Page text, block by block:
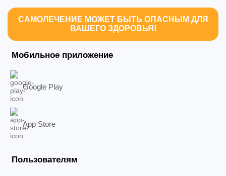
САМОЛЕЧЕНИЕ МОЖЕТ БЫТЬ ОПАСНЫМ ДЛЯ
ВАШЕГО ЗДОРОВЬЯ!
Мобильное приложение
Google Play
App Store
Пользователям